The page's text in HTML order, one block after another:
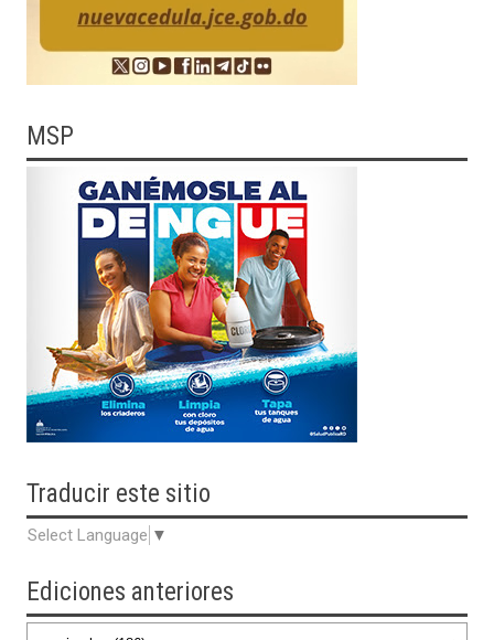
MSP
Traducir este sitio
Select Language ▼
Ediciones anteriores